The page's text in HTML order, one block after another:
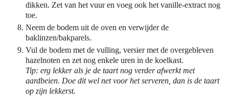
dikken. Zet van het vuur en voeg ook het vanille-extract nog
toe.
Neem de bodem uit de oven en verwijder de
baklinzen/bakparels.
Vul de bodem met de vulling, versier met de overgebleven
hazelnoten en zet nog enkele uren in de koelkast.
Tip: erg lekker als je de taart nog verder afwerkt met
aardbeien. Doe dit wel net voor het serveren, dan is de taart
op zijn lekkerst.